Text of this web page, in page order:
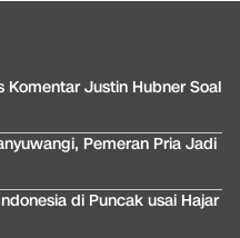
Komentar Justin Hubner Soal
Pemeran Pria Jadi
di Puncak usai Hajar